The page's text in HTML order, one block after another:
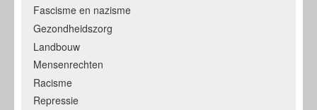
Fascisme en nazisme
Gezondheidszorg
Landbouw
Mensenrechten
Racisme
Repressie